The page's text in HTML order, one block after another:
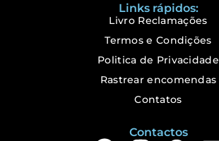
Links rápidos:
Livro Reclamações
Termos e Condições
Politica de Privacidade
Rastrear encomendas
Contatos
Contactos